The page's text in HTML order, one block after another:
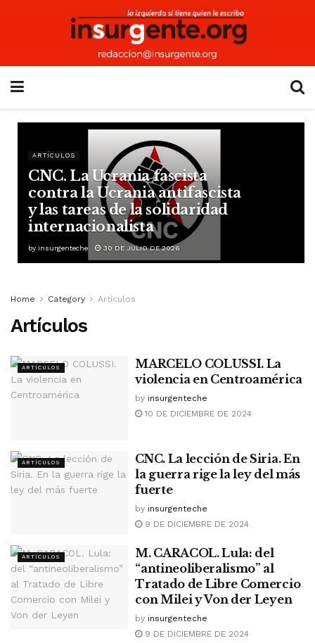
ARTÍCULOS
CNC. La Ucrania fascista
contra la Ucrania antifascista
y las tareas de la solidaridad
internacionalista
by insurgenteche 30 DE JULIO DE 2026
Home Category Artículos
Artículos
ARTÍCULOS
MARCELO COLUSSI. La
violencia en Centroamérica
by insurgenteche
10 DE DICIEMBRE DE 2024
ARTÍCULOS
CNC. La lección de Siria. En
la guerra rige la ley del más
fuerte
by insurgenteche
9 DE DICIEMBRE DE 2024
ARTÍCULOS
M. CARACOL. Lula: del
“antineoliberalismo” al
Tratado de Libre Comercio
con Milei y Von der Leyen
by insurgenteche
9 DE DICIEMBRE DE 2024